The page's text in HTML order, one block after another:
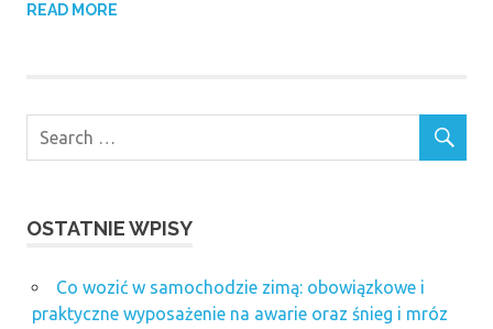
READ MORE
OSTATNIE WPISY
Co wozić w samochodzie zimą: obowiązkowe i
praktyczne wyposażenie na awarie oraz śnieg i mróz